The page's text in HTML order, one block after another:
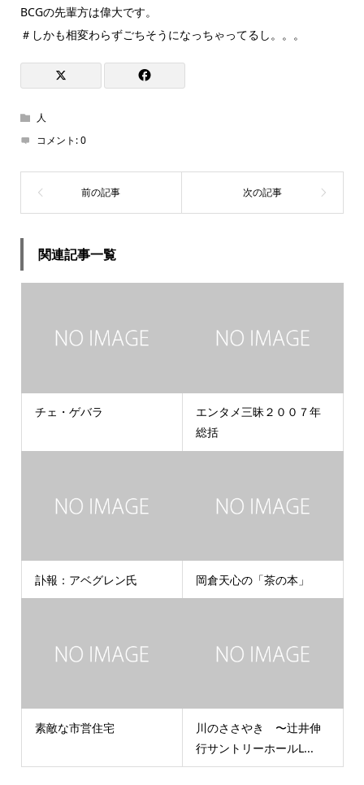
BCGの先輩方は偉大です。
＃しかも相変わらずごちそうになっちゃってるし。。。
人
コメント:0
関連記事一覧
チェ・ゲバラ
エンタメ三昧２００７年
総括
訃報：アベグレン氏 岡倉天心の「茶の本」
素敵な市営住宅
川のささやき 〜辻井伸
行サントリーホールL...